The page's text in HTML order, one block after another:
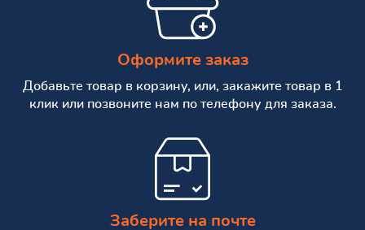
Оформите заказ
Добавьте товар в корзину, или, закажите товар в 1
клик или позвоните нам по телефону для заказа.
Заберите на почте